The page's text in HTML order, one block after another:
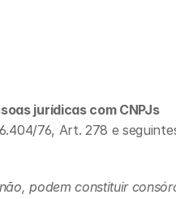
jurídicas com CNPJs
76, Art. 278 e
podem constituir